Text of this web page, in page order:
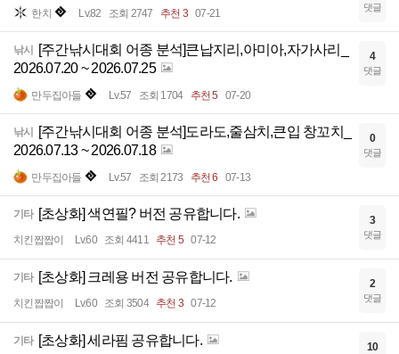
한치 Lv.82 조회 2747 추천 3 07-21 댓글
낚시
[주간낚시대회 어종 분석]큰납지리,아미아,자가사리_
2026.07.20 ~ 2026.07.25
만두집아들 Lv.57 조회 1704 추천 5 07-20
4
댓글
낚시
[주간낚시대회 어종 분석]도라도,줄삼치,큰입 창꼬치_
2026.07.13 ~ 2026.07.18
만두집아들 Lv.57 조회 2173 추천 6 07-13
0
댓글
기타 [초상화] 색연필? 버전 공유합니다.
치킨짭짭이 Lv.60 조회 4411 추천 5 07-12
3
댓글
기타 [초상화] 크레용 버전 공유합니다.
치킨짭짭이 Lv.60 조회 3504 추천 3 07-12
2
댓글
기타 [초상화] 세라핌 공유합니다. 10